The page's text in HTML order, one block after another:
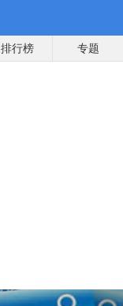
排行榜 专题